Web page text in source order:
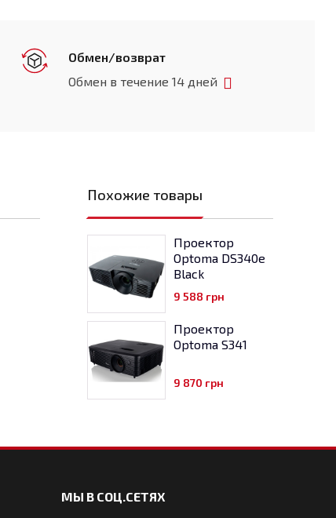
Обмен/возврат
Обмен в течение 14 дней
Похожие товары
Проектор
Optoma DS340e
Black
9 588 грн
Проектор
Optoma S341
9 870 грн
МЫ В СОЦ.СЕТЯХ